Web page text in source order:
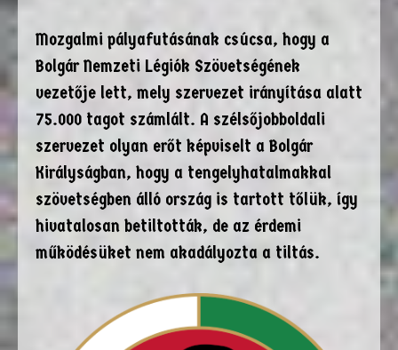
Mozgalmi pályafutásának csúcsa, hogy a
Bolgár Nemzeti Légiók Szövetségének
vezetője lett, mely szervezet irányítása alatt
75.000 tagot számlált. A szélsőjobboldali
szervezet olyan erőt képviselt a Bolgár
Királyságban, hogy a tengelyhatalmakkal
szövetségben álló ország is tartott tőlük, így
hivatalosan betiltották, de az érdemi
működésüket nem akadályozta a tiltás.